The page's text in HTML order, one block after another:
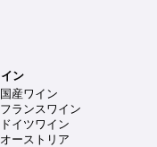
ン
国産ワイン
フランスワイン
ドイツワイン
オーストリア